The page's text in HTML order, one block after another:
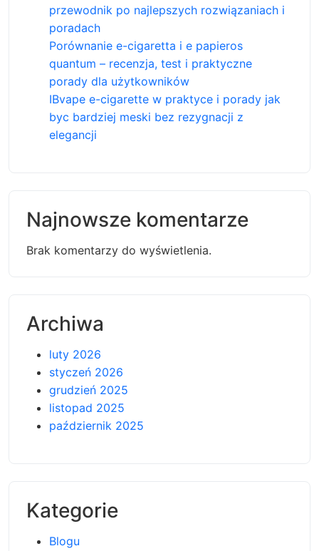
przewodnik po najlepszych rozwiązaniach i
poradach
Porównanie e-cigaretta i e papieros
quantum – recenzja, test i praktyczne
porady dla użytkowników
IBvape e-cigarette w praktyce i porady jak
byc bardziej meski bez rezygnacji z
elegancji
Najnowsze komentarze
Brak komentarzy do wyświetlenia.
Archiwa
luty 2026
styczeń 2026
grudzień 2025
listopad 2025
październik 2025
Kategorie
Blogu